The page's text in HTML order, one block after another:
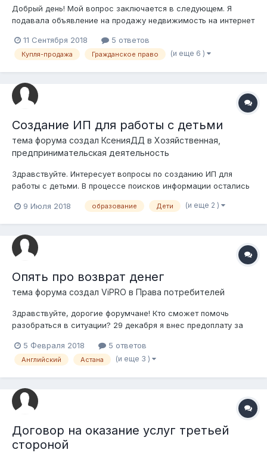
Добрый день! Мой вопрос заключается в следующем. Я
подавала объявление на продажу недвижимость на интернет
Риэлтор. Между ними заключен договор, где указывается
что Покупатель обязуется уплатить сумму за оказание
11 Сентября 2018 5 ответов
Купля-продажа Гражданское право (и еще 6 )
Создание ИП для работы с детьми
тема форума создал КсенияДД в Хозяйственная,
предпринимательская деятельность
Здравствуйте. Интересует вопросы по созданию ИП для
работы с детьми. В процессе поисков информации остались
вопрос: Если это внешкольные занятия и в конце обучения не
То есть если это...
9 Июля 2018 образование Дети (и еще 2 )
Опять про возврат денег
тема форума создал ViPRO в Права потребителей
Здравствуйте, дорогие форумчане! Кто сможет помочь
разобраться в ситуации? 29 декабря я внес предоплату за
обещали мега опытного преподавателя и гарантию
результата. По договору старт курсов был определен на 20
5 Февраля 2018 5 ответов
Английский Астана (и еще 3 )
Договор на оказание услуг третьей
стороной